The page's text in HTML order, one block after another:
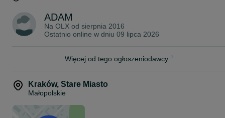
ADAM
Na OLX od sierpnia 2016
Ostatnio online w dniu 09 lipca 2026
Więcej od tego ogłoszeniodawcy
Kraków, Stare Miasto
Małopolskie